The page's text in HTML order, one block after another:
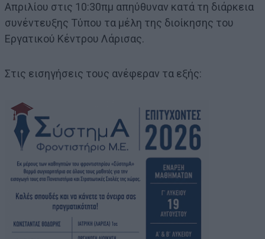
Απριλίου στις 10:30πμ απηύθυναν κατά τη διάρκεια
συνέντευξης Τύπου τα μέλη της διοίκησης του
Εργατικού Κέντρου Λάρισας.
Στις εισηγήσεις τους ανέφεραν τα εξής: